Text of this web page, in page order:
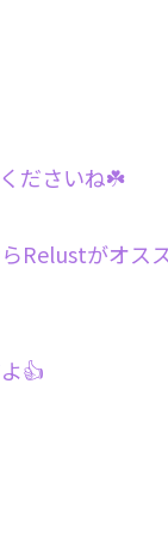
ださいね☘️
Relustがオス
👍